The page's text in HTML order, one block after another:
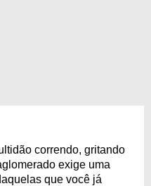
correndo, gritando
exige uma
que você já